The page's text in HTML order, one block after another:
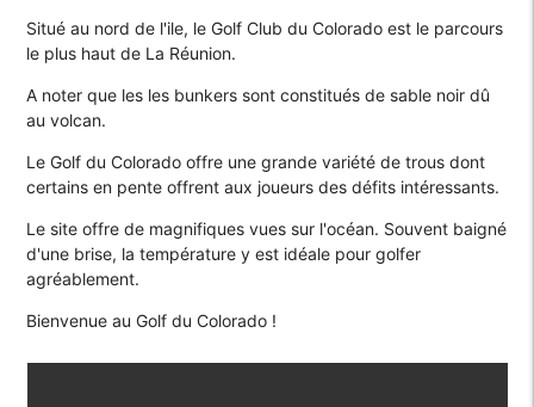
Situé au nord de l'ile, le Golf Club du Colorado est le parcours
le plus haut de La Réunion.
A noter que les les bunkers sont constitués de sable noir dû
au volcan.
Le Golf du Colorado offre une grande variété de trous dont
certains en pente offrent aux joueurs des défits intéressants.
Le site offre de magnifiques vues sur l'océan. Souvent baigné
d'une brise, la température y est idéale pour golfer
agréablement.
Bienvenue au Golf du Colorado !